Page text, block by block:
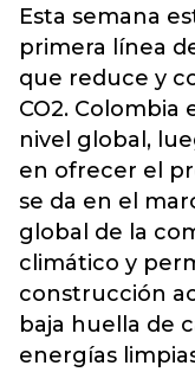
Esta semana
primera línea
que reduce y
CO2. Colombia
nivel global,
en ofrecer el
se da en el
global de la
climático y
construcción
baja huella de
energías